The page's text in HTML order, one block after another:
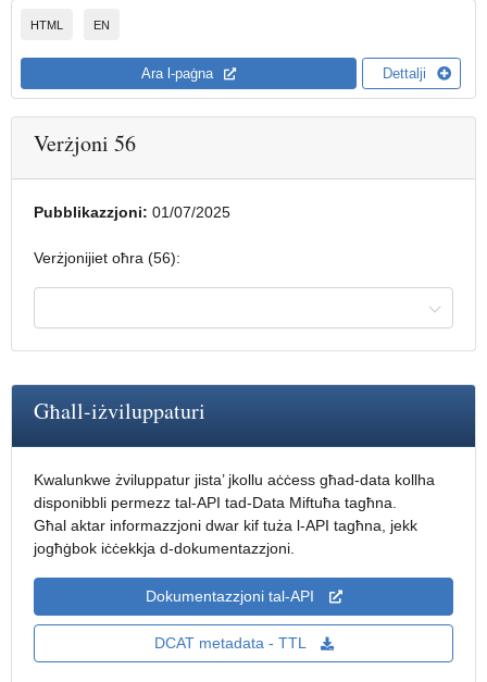
Format
HTML EN
Ara l-paġnaEN Dettalji html - EN
Verżjoni 56
Pubblikazzjoni: 01/07/2025
Verżjonijiet oħra (56):
Għall-iżviluppaturi
Kwalunkwe żviluppatur jista’ jkollu aċċess għad-data kollha
disponibbli permezz tal-API tad-Data Miftuħa tagħna.
Għal aktar informazzjoni dwar kif tuża l-API tagħna, jekk
jogħġbok iċċekkja d-dokumentazzjoni.
Dokumentazzjoni tal-API
DCAT metadata - TTL